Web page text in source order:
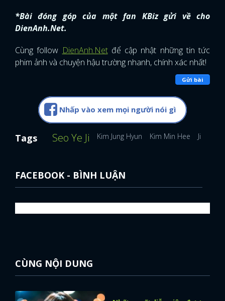
x
ĐĂNG NHẬP
*Bài đóng góp của một fan KBiz gửi về cho
DienAnh.Net.
Cùng follow DienAnh.Netđể cập nhật những tin tức
phim ảnh và chuyện hậu trường nhanh, chính xác nhất!
Gửi bài
Nhấp vào xem mọi người nói gì
Tags Seo Ye Ji Kim Jung Hyun Kim Min Hee Ji Soo
FACEBOOK - BÌNH LUẬN
CÙNG NỘI DUNG